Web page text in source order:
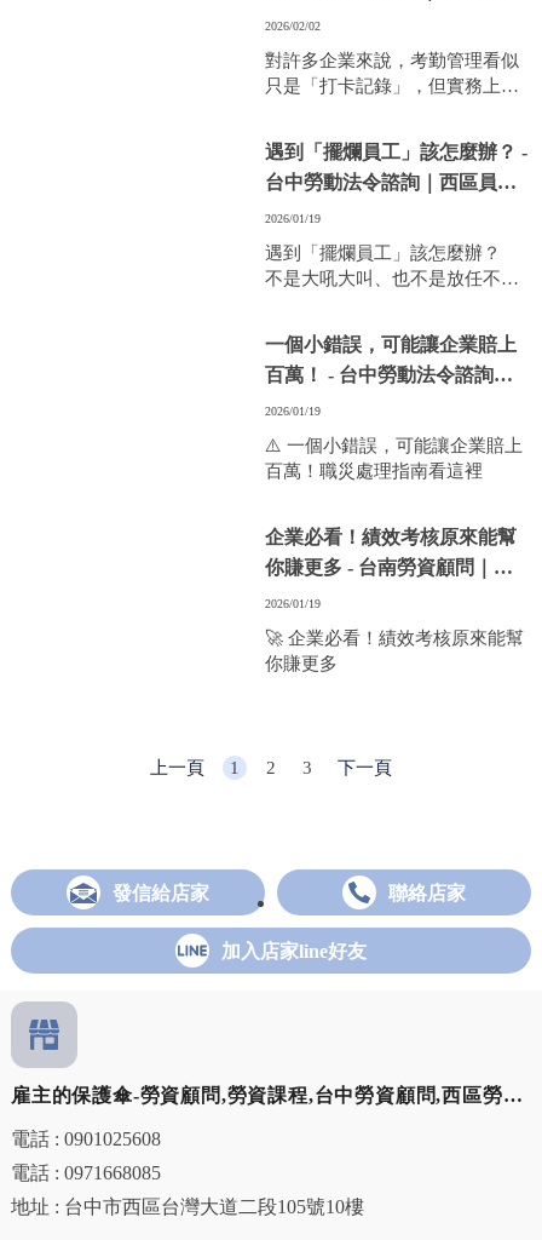
爭議與行政罰則。
制度規劃
2026/02/02
對許多企業來說，考勤管理看似
只是「打卡記錄」，但實務上卻
一。
加班費計算、出勤認定、請假紀
錄，只要資料不完整或不一致，
就可能成為爭議的起點。
遇到「擺爛員工」該怎麼辦？ -
台中勞動法令諮詢｜西區員工
糾紛處理
2026/01/19
遇到「擺爛員工」該怎麼辦？
不是大吼大叫、也不是放任不
學會這幾招，讓你「不撕破臉也
能讓員工自己動起來」💪
一個小錯誤，可能讓企業賠上
百萬！ - 台中勞動法令諮詢｜
西區員工糾紛處理
2026/01/19
⚠️ 一個小錯誤，可能讓企業賠上
百萬！職災處理指南看這裡
企業必看！績效考核原來能幫
你賺更多 - 台南勞資顧問｜西
區勞資課程推薦
2026/01/19
🚀 企業必看！績效考核原來能幫
你賺更多
上一頁 1 2 3 下一頁
發信給店家 聯絡店家
加入店家line好友
雇主的保護傘-勞資顧問,勞資課程,台中勞資顧問,西區勞資
顧問,
電話 : 0901025608
電話 : 0971668085
地址 : 台中市西區台灣大道二段105號10樓